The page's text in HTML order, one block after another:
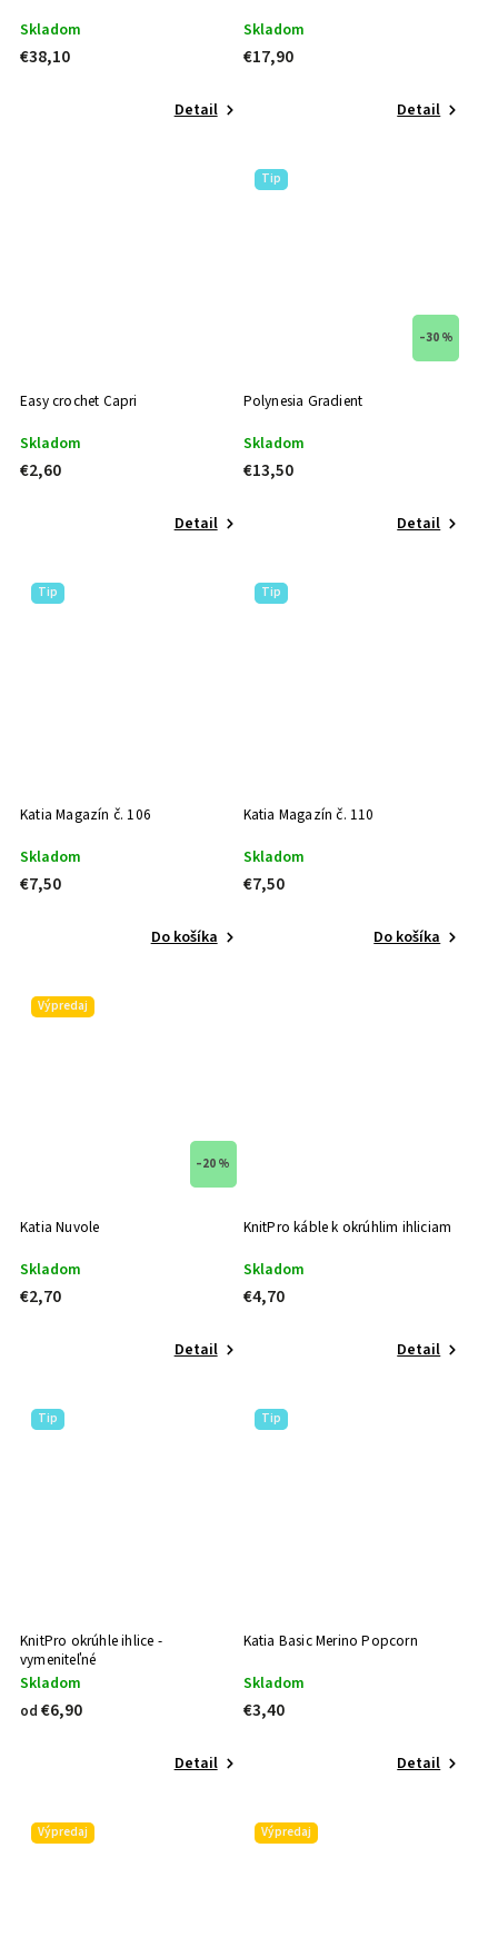
Skladom
€38,10
Detail
Skladom
€17,90
Detail
Easy crochet Capri
Skladom
€2,60
Detail
Tip
–30 %
Polynesia Gradient
Skladom
€13,50
Detail
Tip
Katia Magazín č. 106
Skladom
€7,50
Do košíka
Tip
Katia Magazín č. 110
Skladom
€7,50
Do košíka
Výpredaj
–20 %
Katia Nuvole
Skladom
€2,70
Detail
KnitPro káble k okrúhlim ihliciam
Skladom
€4,70
Detail
Tip
KnitPro okrúhle ihlice -
vymeniteľné
Skladom
od €6,90
Detail
Tip
Katia Basic Merino Popcorn
Skladom
€3,40
Detail
Výpredaj Výpredaj